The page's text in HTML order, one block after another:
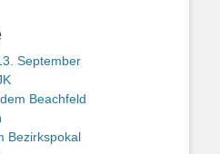
September
Beachfeld
Bezirkspokal